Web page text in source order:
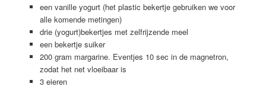
een vanille yogurt (het plastic bekertje gebruiken we voor
alle komende metingen)
drie (yogurt)bekertjes met zelfrijzende meel
een bekertje suiker
200 gram margarine. Eventjes 10 sec in de magnetron,
zodat het net vloeibaar is
3 eieren